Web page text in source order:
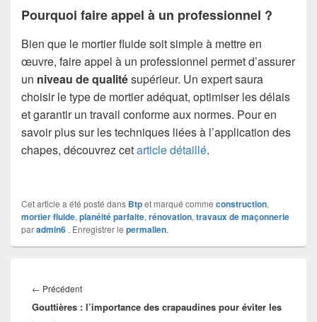
Pourquoi faire appel à un professionnel ?
Bien que le mortier fluide soit simple à mettre en
œuvre, faire appel à un professionnel permet d’assurer
un niveau de qualitésupérieur. Un expert saura
choisir le type de mortier adéquat, optimiser les délais
et garantir un travail conforme aux normes. Pour en
savoir plus sur les techniques liées à l’application des
chapes, découvrez cetarticle détaillé.
Cet article a été posté dans Btpet marqué comme construction,
mortier fluide, planéité parfaite, rénovation, travaux de maçonnerie
paradmin6 . Enregistrer le permalien.
de
l’article
← PrécédentArticle
précédent :
Gouttières : l’importance des crapaudines pour éviter les